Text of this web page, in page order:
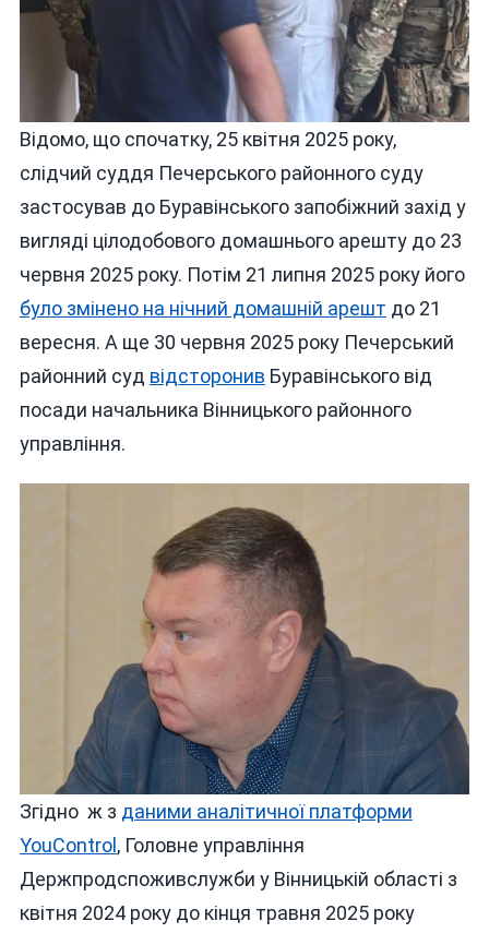
Відомо, що спочатку, 25 квітня 2025 року,
слідчий суддя Печерського районного суду
застосував до Буравінського запобіжний захід у
вигляді цілодобового домашнього арешту до 23
червня 2025 року. Потім 21 липня 2025 року його
було змінено на нічний домашній арешт до 21
вересня. А ще 30 червня 2025 року Печерський
районний суд відсторонив Буравінського від
посади начальника Вінницького районного
управління.
Згідно ж з даними аналітичної платформи
YouControl , Головне управління
Держпродспоживслужби у Вінницькій області з
квітня 2024 року до кінця травня 2025 року